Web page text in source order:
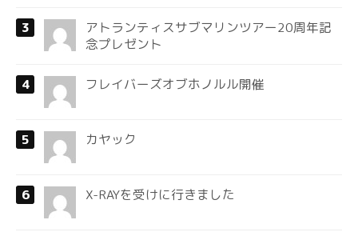
アトランティスサブマリンツアー20周年記
念プレゼント
フレイバーズオブホノルル開催
カヤック
X-RAYを受けに行きました